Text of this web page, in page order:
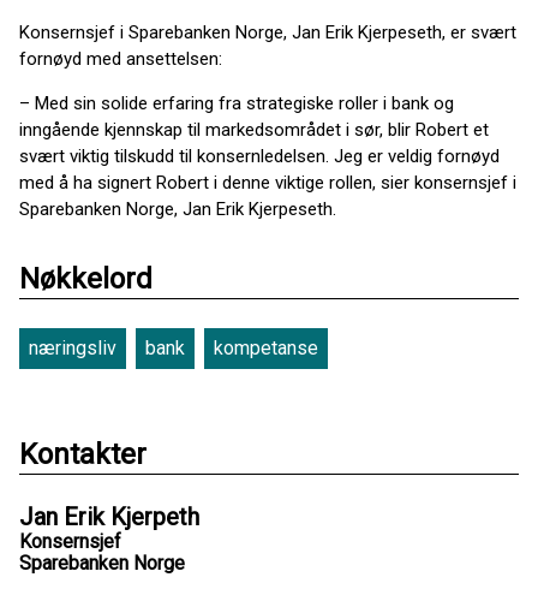
Konsernsjef i Sparebanken Norge, Jan Erik Kjerpeseth, er svært
fornøyd med ansettelsen:
– Med sin solide erfaring fra strategiske roller i bank og
inngående kjennskap til markedsområdet i sør, blir Robert et
svært viktig tilskudd til konsernledelsen. Jeg er veldig fornøyd
med å ha signert Robert i denne viktige rollen, sier konsernsjef i
Sparebanken Norge, Jan Erik Kjerpeseth.
Nøkkelord
næringsliv bank kompetanse
Kontakter
Jan Erik Kjerpeth
Konsernsjef
Sparebanken Norge